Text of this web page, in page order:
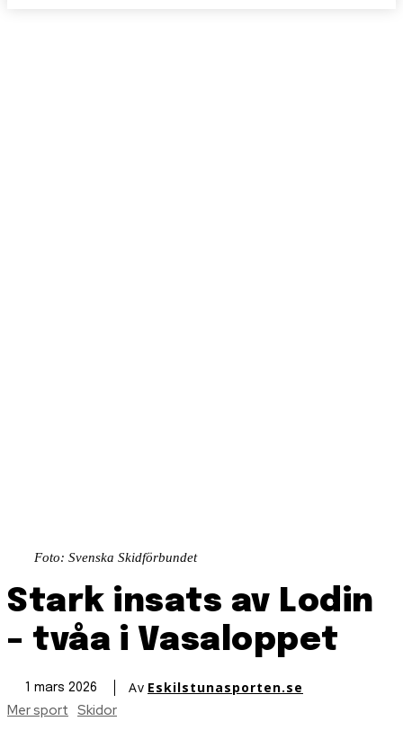
Foto: Svenska Skidförbundet
Stark insats av Lodin
– tvåa i Vasaloppet
1 mars 2026 Av Eskilstunasporten.se
Mer sport Skidor